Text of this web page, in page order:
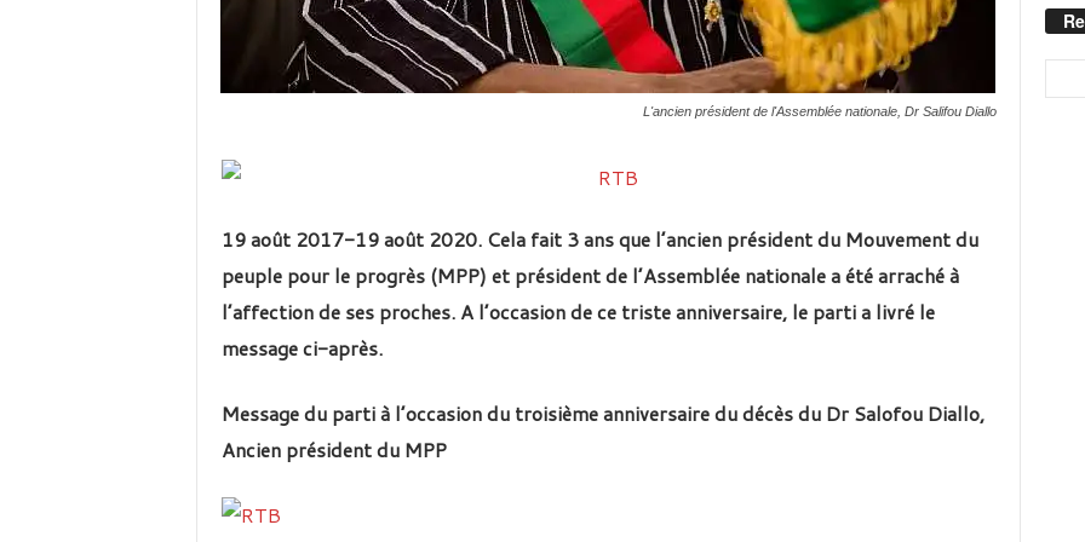
L'ancien président de l'Assemblée nationale, Dr Salifou Diallo
19 août 2017-19 août 2020. Cela fait 3 ans que l’ancien président du Mouvement du
peuple pour le progrès (MPP) et président de l’Assemblée nationale a été arraché à
l’affection de ses proches. A l’occasion de ce triste anniversaire, le parti a livré le
message ci-après.
Message du parti à l’occasion du troisième anniversaire du décès du Dr Salofou Diallo,
Ancien président du MPP